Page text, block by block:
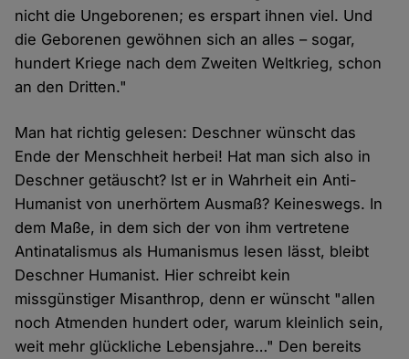
nicht die Ungeborenen; es erspart ihnen viel. Und
die Geborenen gewöhnen sich an alles – sogar,
hundert Kriege nach dem Zweiten Weltkrieg, schon
an den Dritten."
Man hat richtig gelesen: Deschner wünscht das
Ende der Menschheit herbei! Hat man sich also in
Deschner getäuscht? Ist er in Wahrheit ein Anti-
Humanist von unerhörtem Ausmaß? Keineswegs. In
dem Maße, in dem sich der von ihm vertretene
Antinatalismus als Humanismus lesen lässt, bleibt
Deschner Humanist. Hier schreibt kein
missgünstiger Misanthrop, denn er wünscht "allen
noch Atmenden hundert oder, warum kleinlich sein,
weit mehr glückliche Lebensjahre…" Den bereits